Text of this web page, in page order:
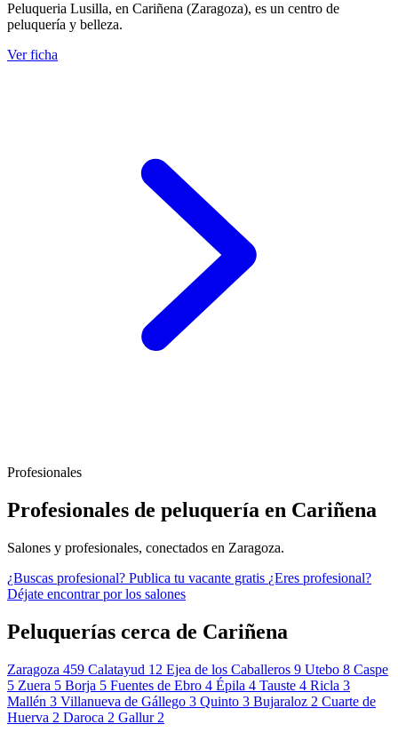
Peluqueria Lusilla, en Cariñena (Zaragoza), es un centro de
peluquería y belleza.
Ver ficha
Profesionales
Profesionales de peluquería en Cariñena
Salones y profesionales, conectados en Zaragoza.
¿Buscas profesional? Publica tu vacante gratis ¿Eres profesional?
Déjate encontrar por los salones
Peluquerías cerca de Cariñena
Zaragoza 459 Calatayud 12 Ejea de los Caballeros 9 Utebo 8 Caspe
5 Zuera 5 Borja 5 Fuentes de Ebro 4 Épila 4 Tauste 4 Ricla 3
Mallén 3 Villanueva de Gállego 3 Quinto 3 Bujaraloz 2 Cuarte de
Huerva 2 Daroca 2 Gallur 2